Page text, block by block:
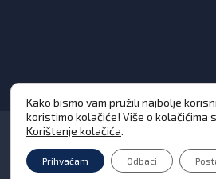
Grad Bjelovar © Sva prava
Kako bismo vam pružili najbolje
koristimo kolačiće! Više o kolačićima
Korištenje kolačića.
Prihvaćam Odbaci